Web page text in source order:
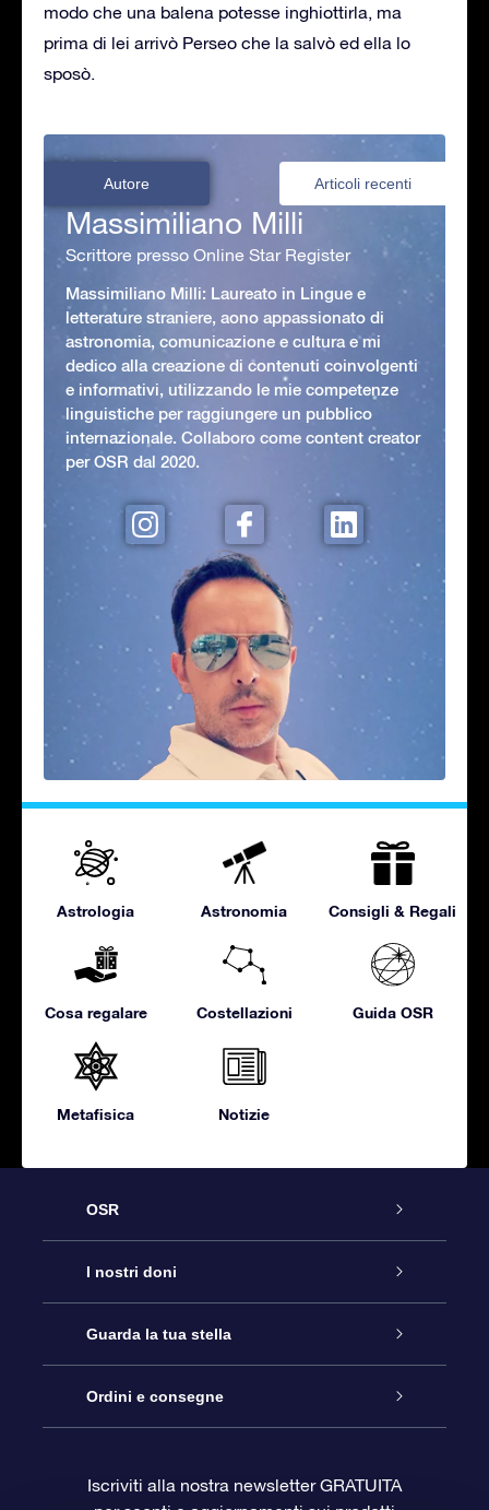
modo che una balena potesse inghiottirla, ma
prima di lei arrivò Perseo che la salvò ed ella lo
sposò.
Autore Articoli recenti
Massimiliano Milli
Scrittore presso Online Star Register
Massimiliano Milli: Laureato in Lingue e
letterature straniere, aono appassionato di
astronomia, comunicazione e cultura e mi
dedico alla creazione di contenuti coinvolgenti
e informativi, utilizzando le mie competenze
linguistiche per raggiungere un pubblico
internazionale. Collaboro come content creator
per OSR dal 2020.
Astrologia Astronomia Consigli & Regali
Cosa regalare Costellazioni Guida OSR
Metafisica Notizie
OSR
Assistenza
Contattaci
Blog
I nostri doni
Online Star Gift
Pacchetto regalo OSR
Guarda la tua stella
Registro stellare
Ordini e consegne
Iscriviti alla nostra newsletter GRATUITA